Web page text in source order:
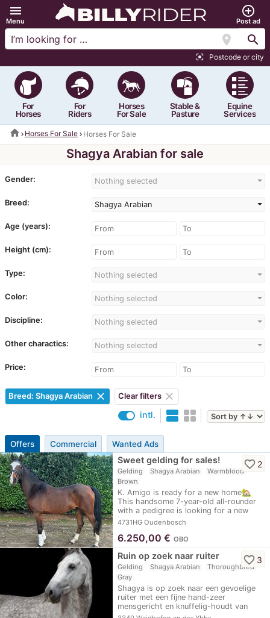
menu
Menu
add_circle_outline
Post ad
location_on search
center_focus_strong Postcode or city
For
Horses
For
Riders
Horses
For Sale
Stable &
Pasture
Equine
Services
home Horses For Sale Horses For Sale
Shagya Arabian for sale
Gender: Nothing selected
Breed: Shagya Arabian
Age (years):
Height (cm):
Type: Nothing selected
Color: Nothing selected
Discipline: Nothing selected
Other charactics: Nothing selected
Price:
Breed: Shagya Arabian clear Clear filters clear
intl.
Offers Commercial Wanted Ads
Sweet gelding for sales!
Gelding Shagya Arabian
Warmblood
Brown
K. Amigo is ready for a new home🏡
This handsome 7-year-old all-rounder
with a pedigree is looking for a new
home…
4731HG Oudenbosch
favorite_border 2
6.250,00 € OBO
Ruin op zoek naar ruiter
Gelding Shagya Arabian
Thoroughbred
Gray
Shagya is op zoek naar een gevoelige
ruiter met een fijne hand-zeer
mensgericht en knuffelig-houdt van
grondwerk,…
favorite_border 3